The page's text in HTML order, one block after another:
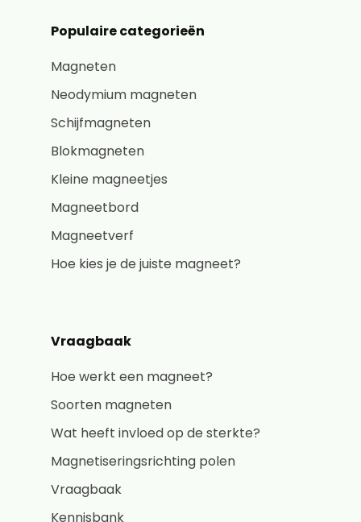
Populaire categorieën
Magneten
Neodymium magneten
Schijfmagneten
Blokmagneten
Kleine magneetjes
Magneetbord
Magneetverf
Hoe kies je de juiste magneet?
Vraagbaak
Hoe werkt een magneet?
Soorten magneten
Wat heeft invloed op de sterkte?
Magnetiseringsrichting polen
Vraagbaak
Kennisbank